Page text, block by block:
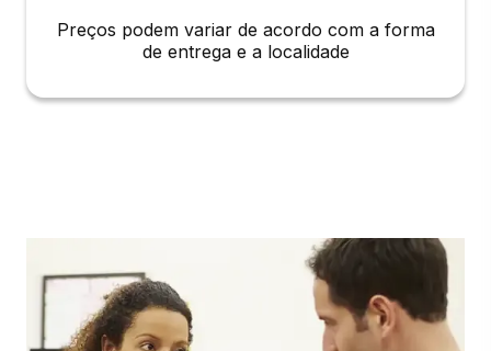
Preços podem variar de acordo com a forma
de entrega e a localidade